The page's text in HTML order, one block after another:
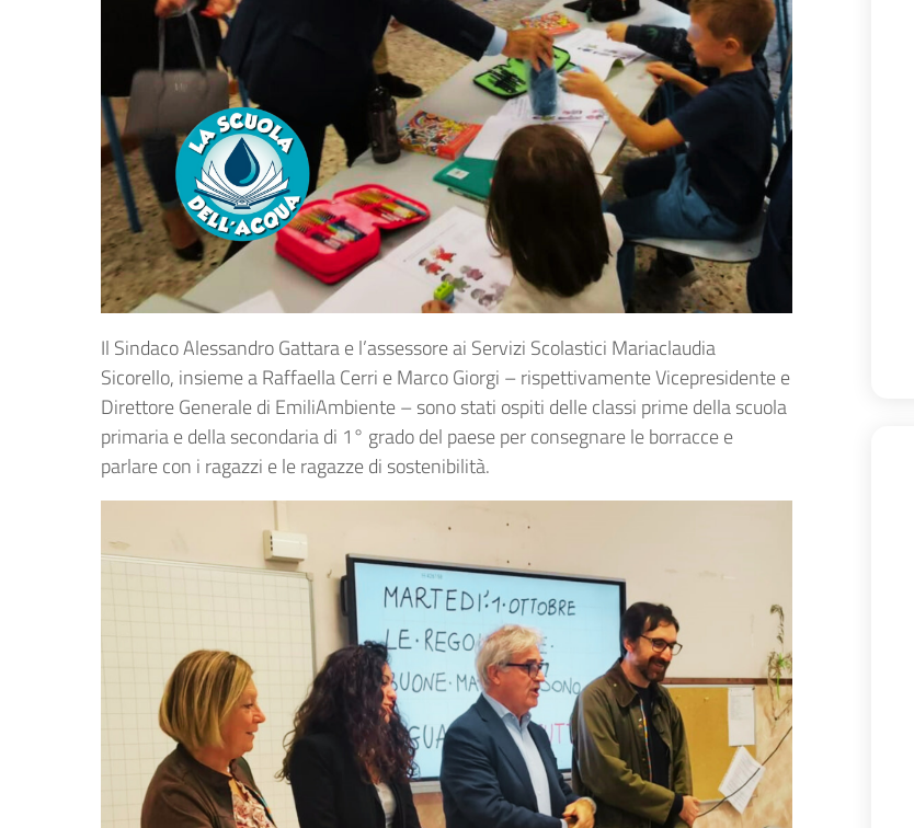
Il Sindaco Alessandro Gattara e l’assessore ai Servizi Scolastici Mariaclaudia
Sicorello, insieme a Raffaella Cerri e Marco Giorgi – rispettivamente Vicepresidente e
Direttore Generale di EmiliAmbiente – sono stati ospiti delle classi prime della scuola
primaria e della secondaria di 1° grado del paese per consegnare le borracce e
parlare con i ragazzi e le ragazze di sostenibilità.